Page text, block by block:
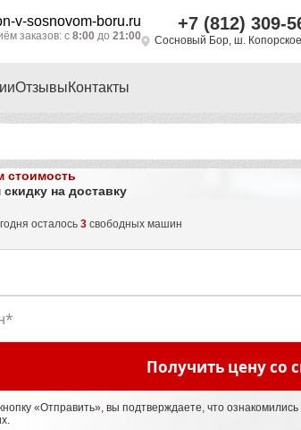
v-sosnovom-boru.ru
заказов: с 8:00 до 21:00
+7 (812) 309-
Сосновый Бор, ш.
ОтзывыКонтакты
стоимость
на доставку
осталось 3свободных машин
Получить цену со
«Отправить», вы подтверждаете, что